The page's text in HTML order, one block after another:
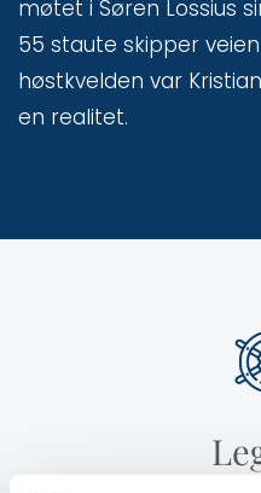
møtet i Søren Lossius
55 staute skipper
høstkvelden var
en realitet.